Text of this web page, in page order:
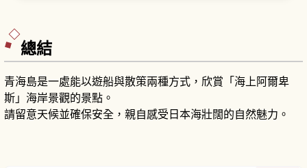
總結
青海島是一處能以遊船與散策兩種方式，欣賞「海上阿爾卑
斯」海岸景觀的景點。
請留意天候並確保安全，親自感受日本海壯闊的自然魅力。